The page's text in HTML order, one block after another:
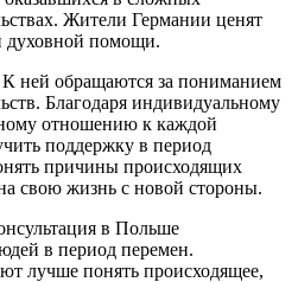
Жители Германии ценят
духовной помощи.
К ней обращаются за пониманием
Благодаря индивидуальному
отношению к каждой
поддержку в период
причины происходящих
свою жизнь с новой стороны.
в Польше
в период перемен.
лучше понять происходящее,